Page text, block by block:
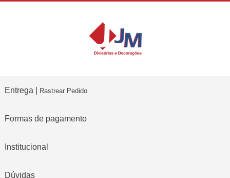
Entrega | Rastrear Pedido
Formas de pagamento
Institucional
Dúvidas